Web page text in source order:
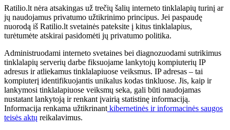
Ratilio.lt nėra atsakingas už trečių šalių interneto tinklalapių turinį ar
jų naudojamus privatumo užtikrinimo principus. Jei paspaudę
nuorodą iš Ratilio.lt svetainės pateksite į kitus tinklalapius,
turėtumėte atskirai pasidomėti jų privatumo politika.
Administruodami interneto svetaines bei diagnozuodami sutrikimus
tinklalapių serverių darbe fiksuojame lankytojų kompiuterių IP
adresus ir atliekamus tinklalapiuose veiksmus. IP adresas – tai
kompiuterį identifikuojantis unikalus kodas tinkluose. Jis, kaip ir
lankymosi tinklalapiuose veiksmų seka, gali būti naudojamas
nustatant lankytoją ir renkant įvairią statistinę informaciją.
Informacija renkama užtikrinant kibernetinės ir informacinės saugos
teisės aktų reikalavimus.